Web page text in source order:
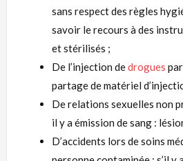
sans respect des règles
savoir le recours à des
et stérilisés ;
De l’injection dedrogues
partage de matériel
De relations sexuelles non
il y a émission de sang :
D’accidents lors de soins